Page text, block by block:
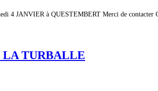
4 JANVIER à QUESTEMBERT Merci de contacter
LA TURBALLE